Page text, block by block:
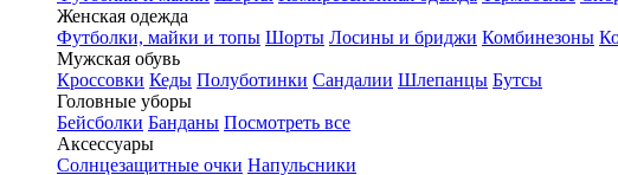
Женская одежда
Футболки, майки и топы Шорты Лосины и бриджи Комбинезоны
Мужская обувь
Кроссовки Кеды Полуботинки Сандалии Шлепанцы Бутсы
Головные уборы
Бейсболки Банданы Посмотреть все
Аксессуары
Солнцезащитные очки Напульсники